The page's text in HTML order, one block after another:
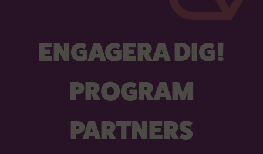
ENGAGERA DIG!
PROGRAM
PARTNERS